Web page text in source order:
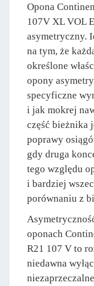
Opona
107V XL VOL
asymetryczny.
na tym, że
określone
opony
specyficzne
i jak mokrej
część bieżnika
poprawy
gdy druga
tego względu
i bardziej
porównaniu z
oponach
R21 107 V to
niedawna